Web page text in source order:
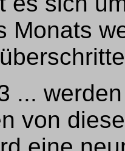
Monats
...
von